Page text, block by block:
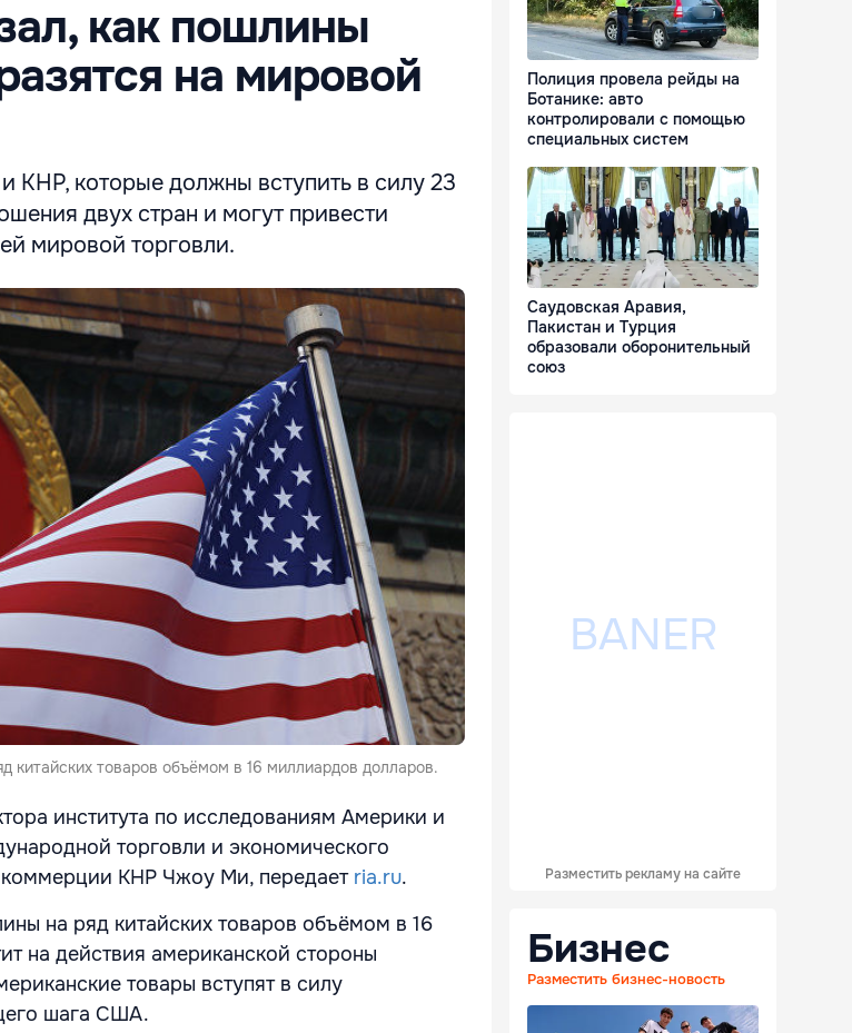
как пошлины
на мировой
которые должны вступить в силу 23
двух стран и могут привести
мировой торговли.
товаров объёмом в 16 миллиардов долларов.
института по исследованиям Америки и
торговли и экономического
коммерции КНР Чжоу Ми, передает ria.ru.
на ряд китайских товаров объёмом в 16
на действия американской стороны
товары вступят в силу
шага США.
Полиция провела рейды на
Ботанике: авто
контролировали с помощью
специальных систем
Саудовская Аравия,
Пакистан и Турция
образовали оборонительный
союз
Разместить рекламу на сайте
Бизнес
Разместить бизнес-новость